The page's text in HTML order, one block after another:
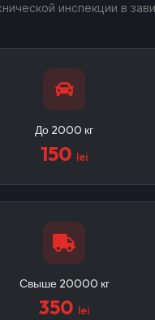
инспекции в
До 2000 кг
150 lei
Свыше 20000 кг
350 lei